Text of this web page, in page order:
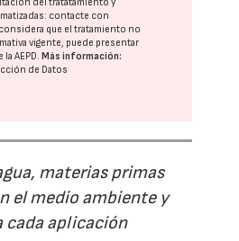
contacte con
que el tratamiento no
vigente, puede presentar
laAEPD.Más información:
de Datos
materias primas
el medio ambiente y
cada aplicación